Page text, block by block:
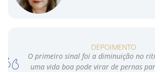
DEPOIMENTO
O primeiro sinal foi a diminuição no
uma vida boa pode virar de pernas